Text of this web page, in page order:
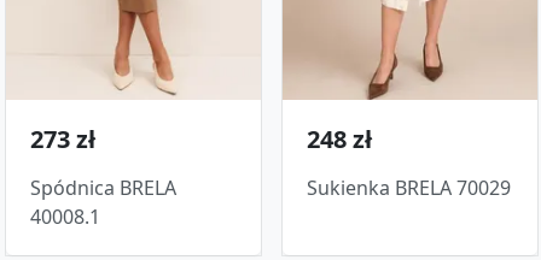
273 zł
Spódnica BRELA
40008.1
248 zł
Sukienka BRELA 70029